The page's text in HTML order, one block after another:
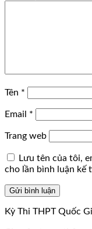
Tên *
Email *
Trang web
Lưu tên của tôi,
cho lần bình luận kế
Kỳ Thi THPT Quốc